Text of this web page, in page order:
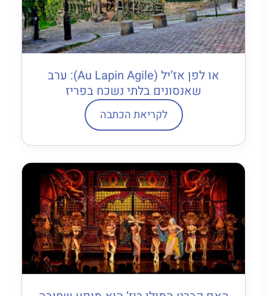
או לפן אז’יל (Au Lapin Agile): ערב
שאנסונים בלתי נשכח בפריז
לקריאת הכתבה